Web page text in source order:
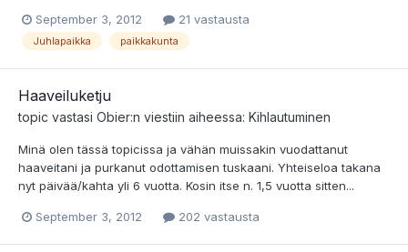
September 3, 2012 21 vastausta
Juhlapaikka paikkakunta
Haaveiluketju
topic vastasi Obier:n viestiin aiheessa: Kihlautuminen
Minä olen tässä topicissa ja vähän muissakin vuodattanut
haaveitani ja purkanut odottamisen tuskaani. Yhteiseloa takana
nyt päivää/kahta yli 6 vuotta. Kosin itse n. 1,5 vuotta sitten...
September 3, 2012 202 vastausta